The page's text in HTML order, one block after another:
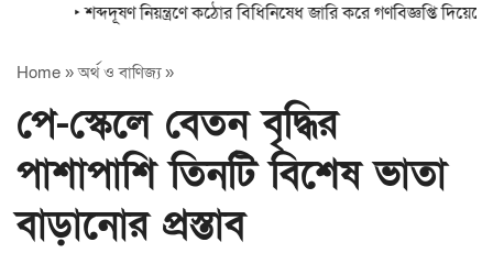
e
N
a
v
g
a
‣ শব্দদূষণ নিয়ন্ত্রণে কঠোর বিধিনিষেধ জারি করে গণবিজ্ঞপ্তি দিয়েছে
Home »অর্থ ও বাণিজ্য»
পে-স্কেলে বেতন বৃদ্ধির
পাশাপাশি তিনটি বিশেষ ভাতা
বাড়ানোর প্রস্তাব